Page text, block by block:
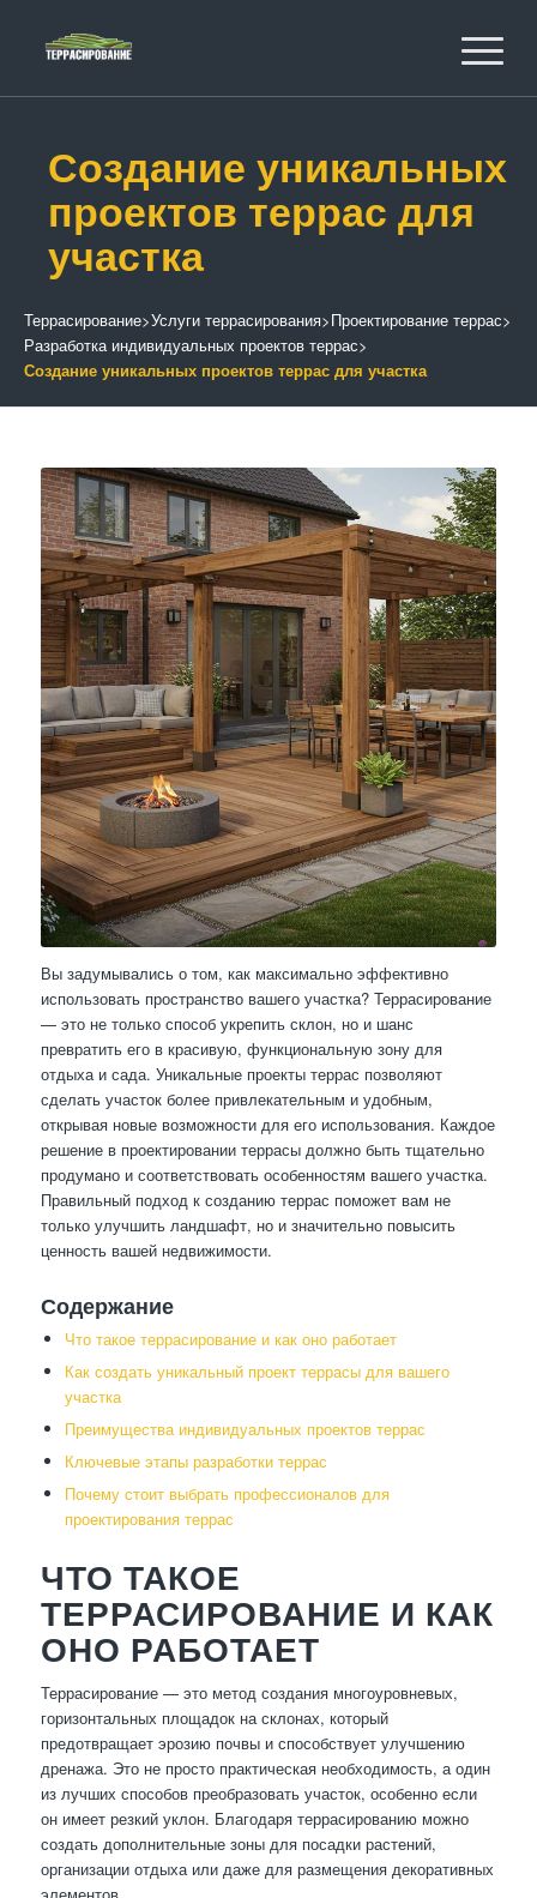
Создание уникальных
проектов террас для
участка
Террасирование>Услуги террасирования>Проектирование террас>
Разработка индивидуальных проектов террас>
Создание уникальных проектов террас для участка
Вы задумывались о том, как максимально эффективно
использовать пространство вашего участка? Террасирование
— это не только способ укрепить склон, но и шанс
превратить его в красивую, функциональную зону для
отдыха и сада. Уникальные проекты террас позволяют
сделать участок более привлекательным и удобным,
открывая новые возможности для его использования. Каждое
решение в проектировании террасы должно быть тщательно
продумано и соответствовать особенностям вашего участка.
Правильный подход к созданию террас поможет вам не
только улучшить ландшафт, но и значительно повысить
ценность вашей недвижимости.
Содержание
Что такое террасирование и как оно работает
Как создать уникальный проект террасы для вашего
участка
Преимущества индивидуальных проектов террас
Ключевые этапы разработки террас
Почему стоит выбрать профессионалов для
проектирования террас
ЧТО ТАКОЕ
ТЕРРАСИРОВАНИЕ И КАК
ОНО РАБОТАЕТ
Террасирование — это метод создания многоуровневых,
горизонтальных площадок на склонах, который
предотвращает эрозию почвы и способствует улучшению
дренажа. Это не просто практическая необходимость, а один
из лучших способов преобразовать участок, особенно если
он имеет резкий уклон. Благодаря террасированию можно
создать дополнительные зоны для посадки растений,
организации отдыха или даже для размещения декоративных